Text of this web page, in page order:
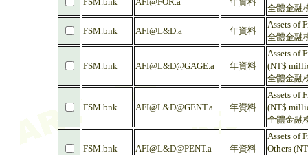
全體金融
FSM.bnk AFI@L&D.a 年資料
Assets of
全體金融
FSM.bnk AFI@L&D@GAGE.a 年資料
Assets of
(NT$
全體金融
FSM.bnk AFI@L&D@GENT.a 年資料
Assets of
(NT$
全體金融
FSM.bnk AFI@L&D@PENT.a 年資料
Assets of
Others